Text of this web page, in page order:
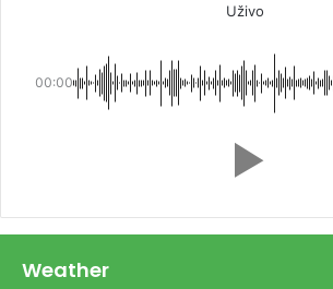
Uživo
00:00
Weather